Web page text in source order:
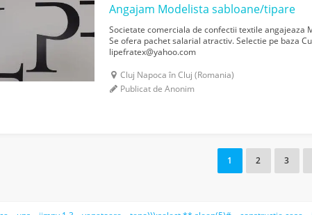
Angajam Modelista sabloane/tipare
Societate comerciala de confectii textile angajeaza
Se ofera pachet salarial atractiv. Selectie pe baza
lipefratex@yahoo.com
Cluj Napoca în Cluj (Romania)
Publicat de Anonim
1 2 3